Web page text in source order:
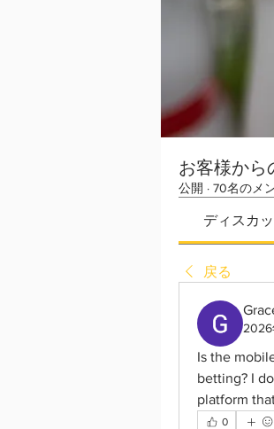
お客様から
公開 · 70名のメ
ディスカ
戻る
2026
Is the
betting? I
platform
0